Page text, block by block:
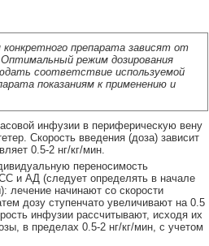
конкретного препарата зависят от
режим дозирования
соответствие используемой
показаниям к применению и
инфузии в периферическую вену
Скорость введения (доза) зависит
0.5-2 нг/кг/мин.
переносимость
и АД (следует определять в начале
лечение начинают со скорости
дозу ступенчато увеличивают на 0.5
инфузии рассчитывают, исходя их
в пределах 0.5-2 нг/кг/мин, с учетом